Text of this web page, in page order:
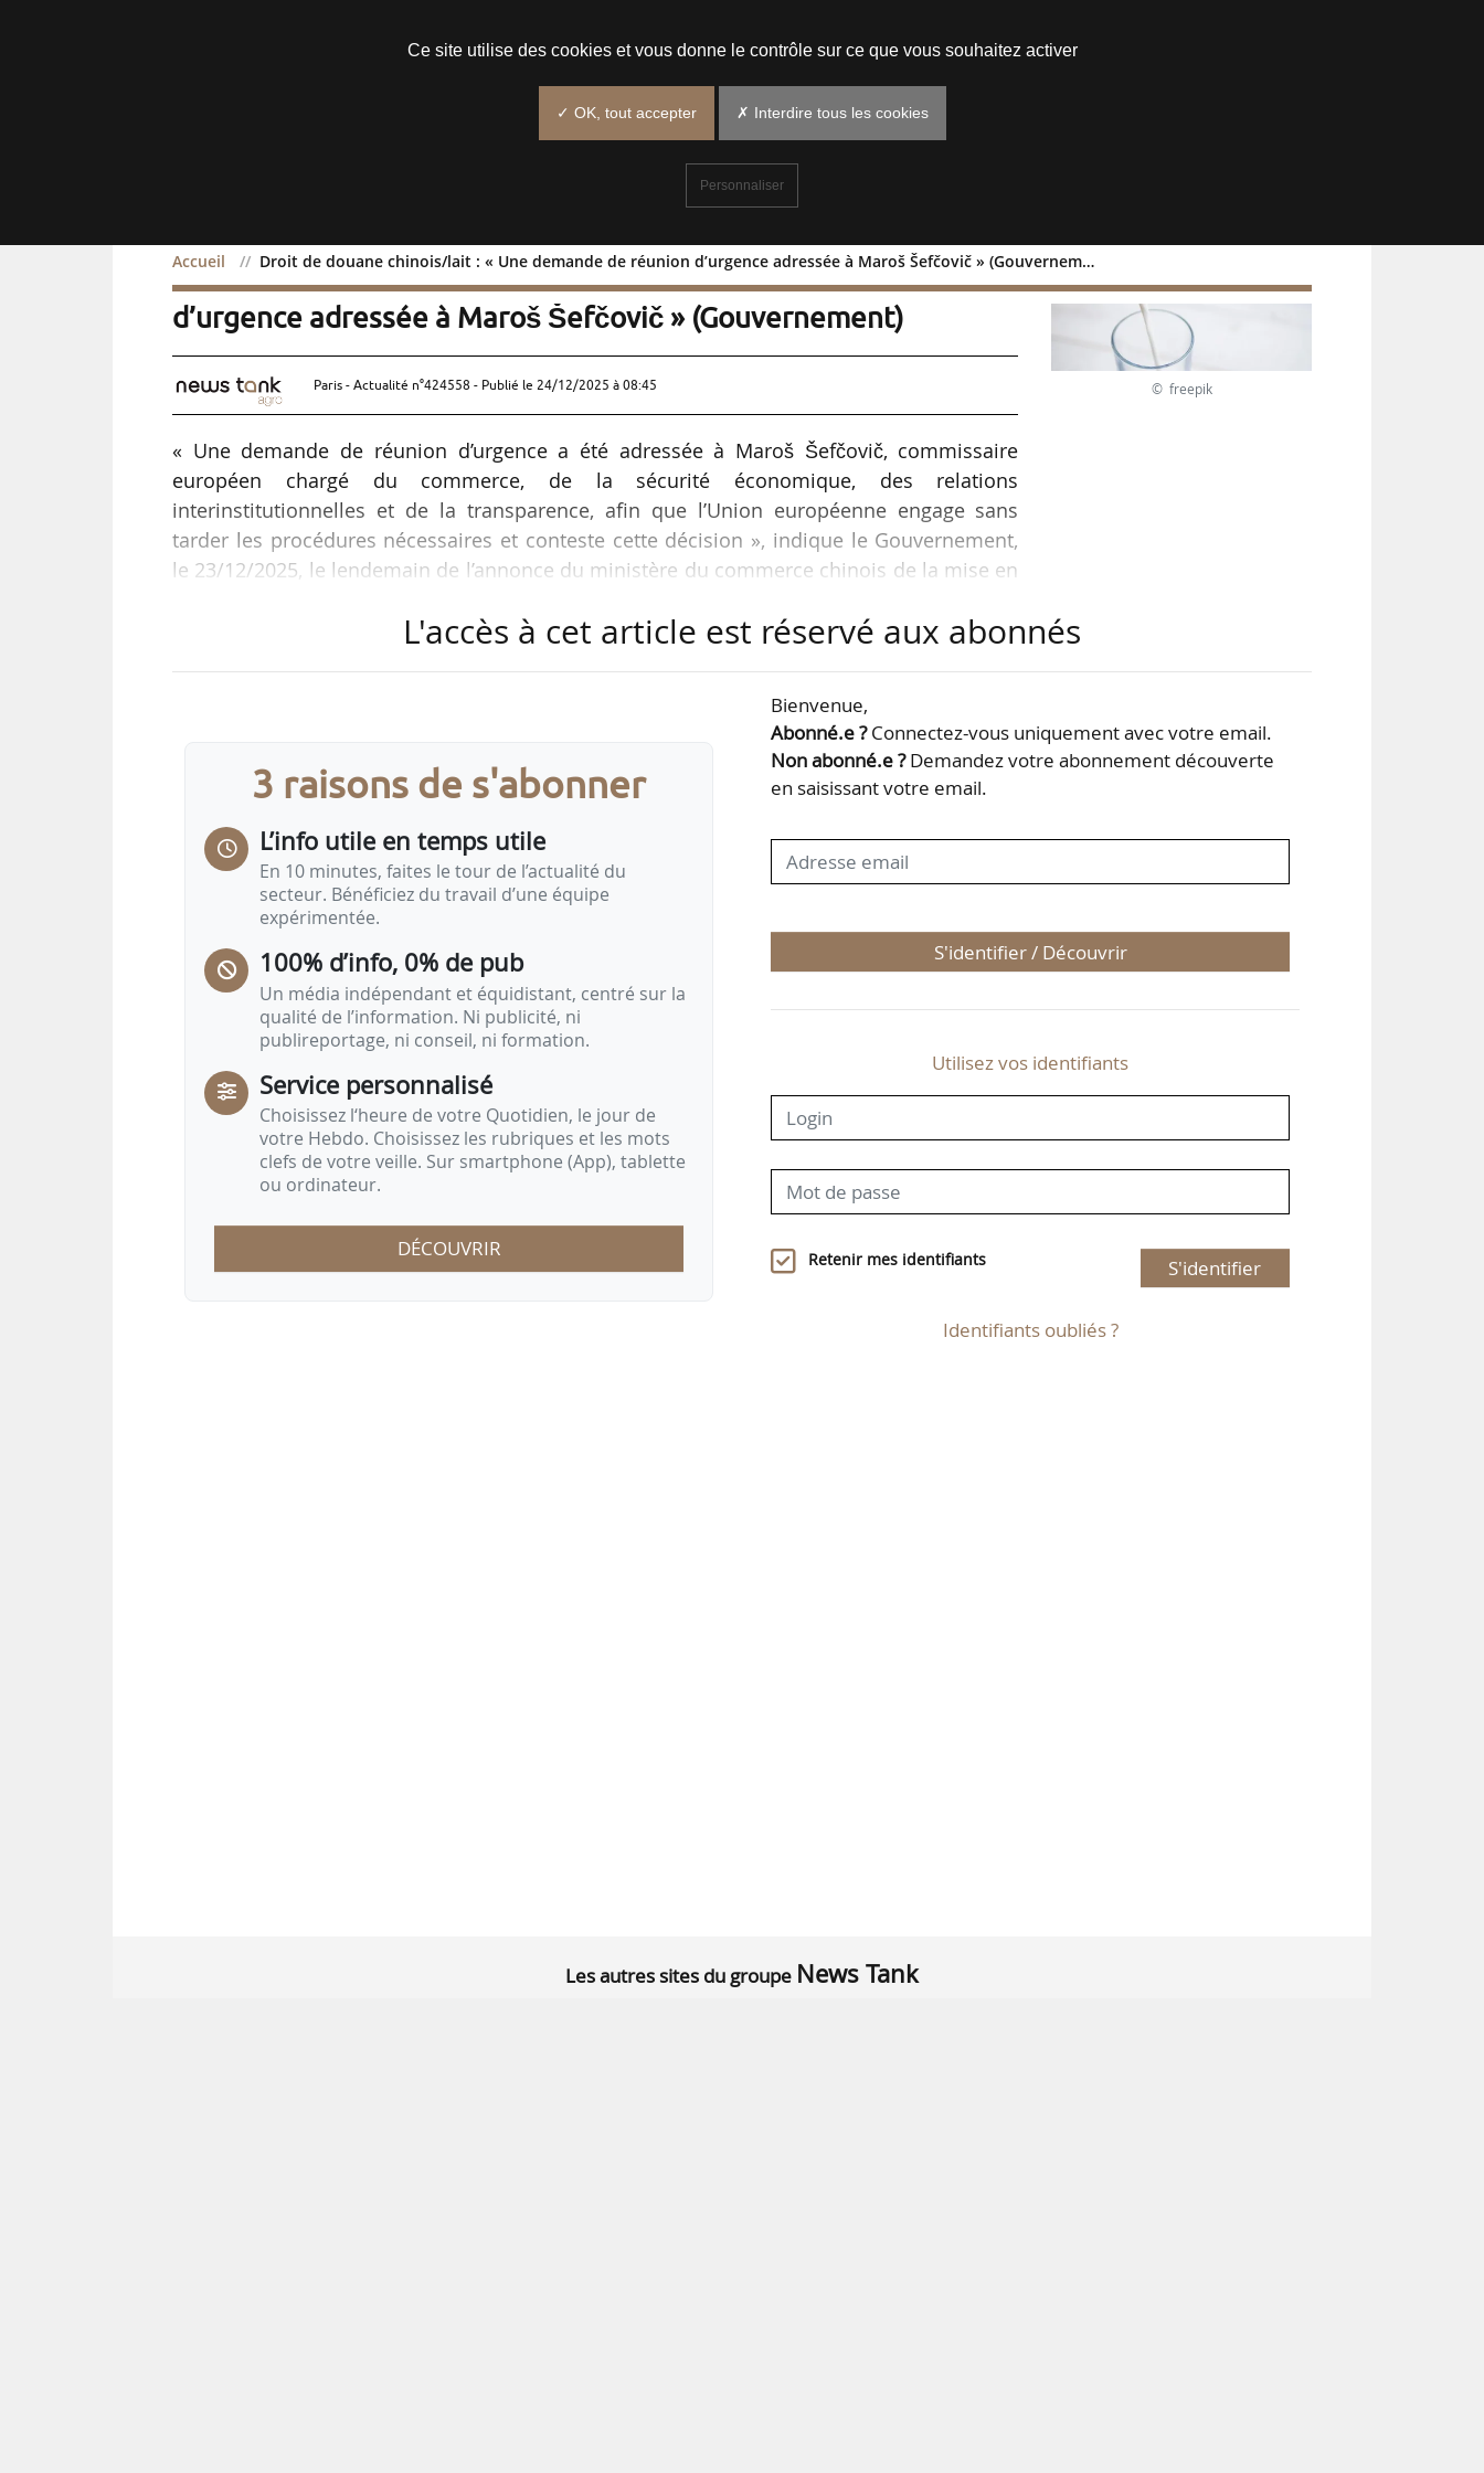
Accueil Droit de douane chinois/lait : « Une demande de réunion d’urgence adressée à Maroš Šefčovič » (Gouvernement)
Droit de douane chinois/lait : « Une demande de réunion
d’urgence adressée à Maroš Šefčovič » (Gouvernement)
Paris - Actualité n°424558 - Publié le 24/12/2025 à 08:45
« Une demande de réunion d’urgence a été adressée à Maroš Šefčovič, commissaire
européen chargé du commerce, de la sécurité économique, des relations
interinstitutionnelles et de la transparence, afin que l’Union européenne engage sans
tarder les procédures nécessaires et conteste cette décision », indique le Gouvernement,
le 23/12/2025, le lendemain de l’annonce du ministère du commerce chinois de la mise en
produits laitiers européens.
continuera de contester avec la plus grande fermeté, le bien-fondé. Cette position a été
clairement rappelée lors des échanges tenus à Pékin avec les autorités chinoises, à
l’occasion de la…
© freepik
L'accès à cet article est réservé aux abonnés
3 raisons de s'abonner
L’info utile en temps utile
En 10 minutes, faites le tour de l’actualité du
secteur. Bénéficiez du travail d’une équipe
expérimentée.
100% d’info, 0% de pub
Un média indépendant et équidistant, centré sur la
qualité de l’information. Ni publicité, ni
publireportage, ni conseil, ni formation.
Service personnalisé
Choisissez l‘heure de votre Quotidien, le jour de
votre Hebdo. Choisissez les rubriques et les mots
clefs de votre veille. Sur smartphone (App), tablette
ou ordinateur.
DÉCOUVRIR
Bienvenue,
Abonné.e ?Connectez-vous uniquement avec votre email.
Non abonné.e ?Demandez votre abonnement découverte
en saisissant votre email.
S'identifier / Découvrir
Utilisez vos identifiants
Retenir mes identifiants S'identifier
Identifiants oubliés ?
Les autres sites du groupe News Tank
Ce site utilise des cookies et vous donne le contrôle sur ce que vous souhaitez activer
✓ OK, tout accepter ✗ Interdire tous les cookies
Personnaliser